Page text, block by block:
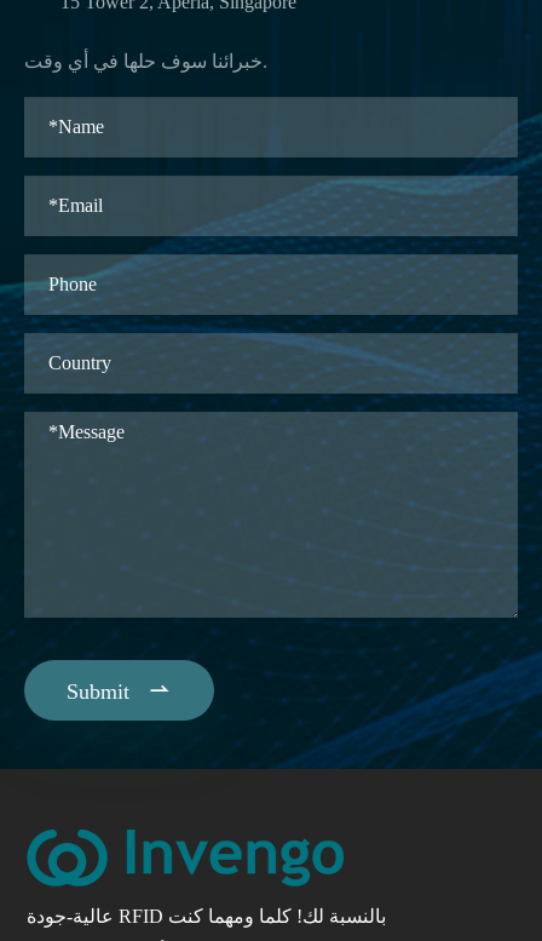
خبرائنا سوف حلها في أي وقت.
Submit 
عالية-جودة RFID بالنسبة لك! كلما ومهما كنت